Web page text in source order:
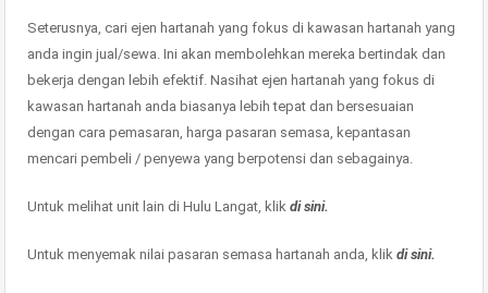
Seterusnya, cari ejen hartanah yang fokus di kawasan hartanah yang
anda ingin jual/sewa. Ini akan membolehkan mereka bertindak dan
bekerja dengan lebih efektif. Nasihat ejen hartanah yang fokus di
kawasan hartanah anda biasanya lebih tepat dan bersesuaian
dengan cara pemasaran, harga pasaran semasa, kepantasan
mencari pembeli / penyewa yang berpotensi dan sebagainya.
Untuk melihat unit lain di Hulu Langat, klik di sini.
Untuk menyemak nilai pasaran semasa hartanah anda, klik di sini.